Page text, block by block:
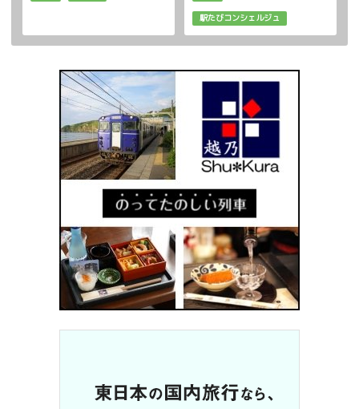
駅たびコンシェルジュ